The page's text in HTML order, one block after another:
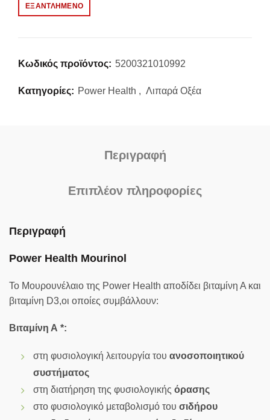
ΕΞΑΝΤΛΗΜΈΝΟ
Κωδικός προϊόντος: 5200321010992
Κατηγορίες: Power Health , Λιπαρά Οξέα
Περιγραφή
Επιπλέον πληροφορίες
Περιγραφή
Power Health Mourinol
Το Μουρουνέλαιο της Power Health αποδίδει βιταμίνη Α και
βιταμίνη D3,οι οποίες συμβάλλουν:
Βιταμίνη Α *:
στη φυσιολογική λειτουργία του ανοσοποιητικού
συστήματος
στη διατήρηση της φυσιολογικής όρασης
στο φυσιολογικό μεταβολισμό του σιδήρου